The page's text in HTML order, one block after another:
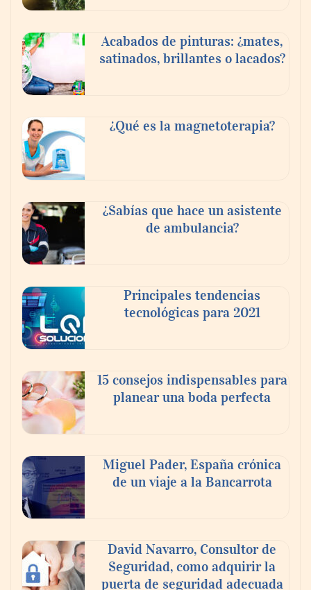
buscan proyectar talento mexicano y
fortalecer el turismo médico
En el Día de la Cerveza, Grupo Modelo
mundo elige para reunirse: 7 de cada 10 la
escogen
compromiso para el eclipse solar del 12 de
agosto
Acabados de pinturas: ¿mates,
satinados, brillantes o lacados?
¿Qué es la magnetoterapia?
¿Sabías que hace un asistente
de ambulancia?
Principales tendencias
tecnológicas para 2021
15 consejos indispensables para
planear una boda perfecta
Miguel Pader, España crónica
de un viaje a la Bancarrota
David Navarro, Consultor de
Seguridad, como adquirir la
puerta de seguridad adecuada